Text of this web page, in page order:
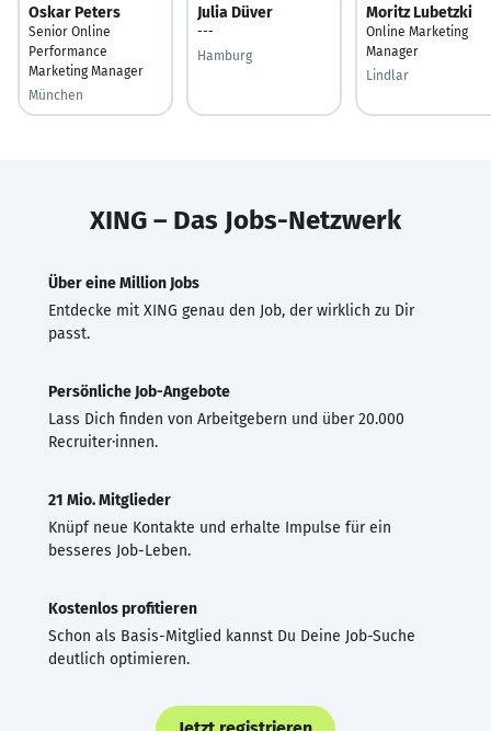
Oskar Peters
Senior Online
Performance
Marketing Manager
München
Julia Düver
---
Hamburg
Moritz Lubetzki
Online Marketing
Manager
Lindlar
XING – Das Jobs-Netzwerk
Über eine Million Jobs
Entdecke mit XING genau den Job, der wirklich zu Dir
passt.
Persönliche Job-Angebote
Lass Dich finden von Arbeitgebern und über 20.000
Recruiter·innen.
21 Mio. Mitglieder
Knüpf neue Kontakte und erhalte Impulse für ein
besseres Job-Leben.
Kostenlos profitieren
Schon als Basis-Mitglied kannst Du Deine Job-Suche
deutlich optimieren.